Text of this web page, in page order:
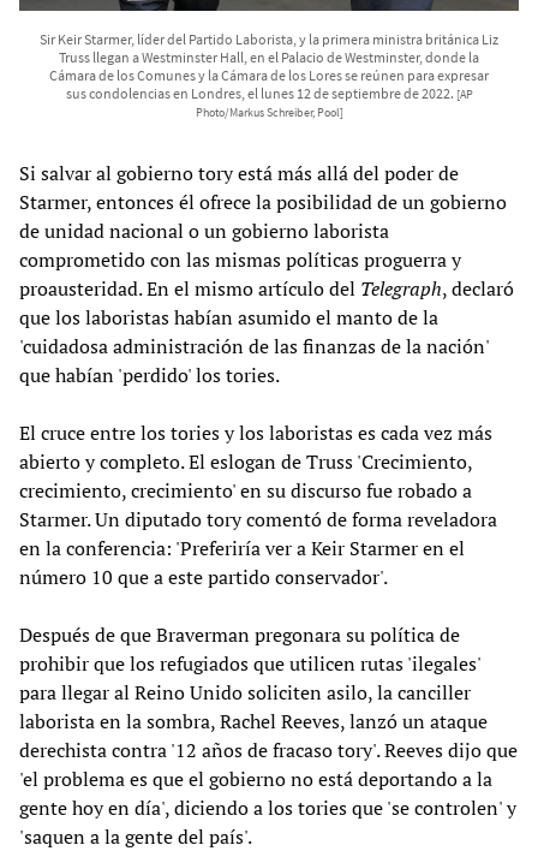
Sir Keir Starmer, líder del Partido Laborista, y la primera ministra británica Liz
Truss llegan a Westminster Hall, en el Palacio de Westminster, donde la
Cámara de los Comunes y la Cámara de los Lores se reúnen para expresar
sus condolencias en Londres, el lunes 12 de septiembre de 2022. [AP
Photo/Markus Schreiber, Pool]
Si salvar al gobierno tory está más allá del poder de
Starmer, entonces él ofrece la posibilidad de un gobierno
de unidad nacional o un gobierno laborista
comprometido con las mismas políticas proguerra y
proausteridad. En el mismo artículo del Telegraph, declaró
que los laboristas habían asumido el manto de la
'cuidadosa administración de las finanzas de la nación'
que habían 'perdido' los tories.
El cruce entre los tories y los laboristas es cada vez más
abierto y completo. El eslogan de Truss 'Crecimiento,
crecimiento, crecimiento' en su discurso fue robado a
Starmer. Un diputado tory comentó de forma reveladora
en la conferencia: 'Preferiría ver a Keir Starmer en el
número 10 que a este partido conservador'.
Después de que Braverman pregonara su política de
prohibir que los refugiados que utilicen rutas 'ilegales'
para llegar al Reino Unido soliciten asilo, la canciller
laborista en la sombra, Rachel Reeves, lanzó un ataque
derechista contra '12 años de fracaso tory'. Reeves dijo que
'el problema es que el gobierno no está deportando a la
gente hoy en día', diciendo a los tories que 'se controlen' y
'saquen a la gente del país'.